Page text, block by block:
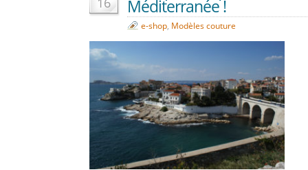
Méditerranée !
e-shop, Modèles couture